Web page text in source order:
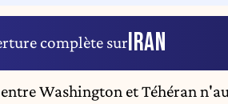
complète surIRAN
entre Washington et Téhéran